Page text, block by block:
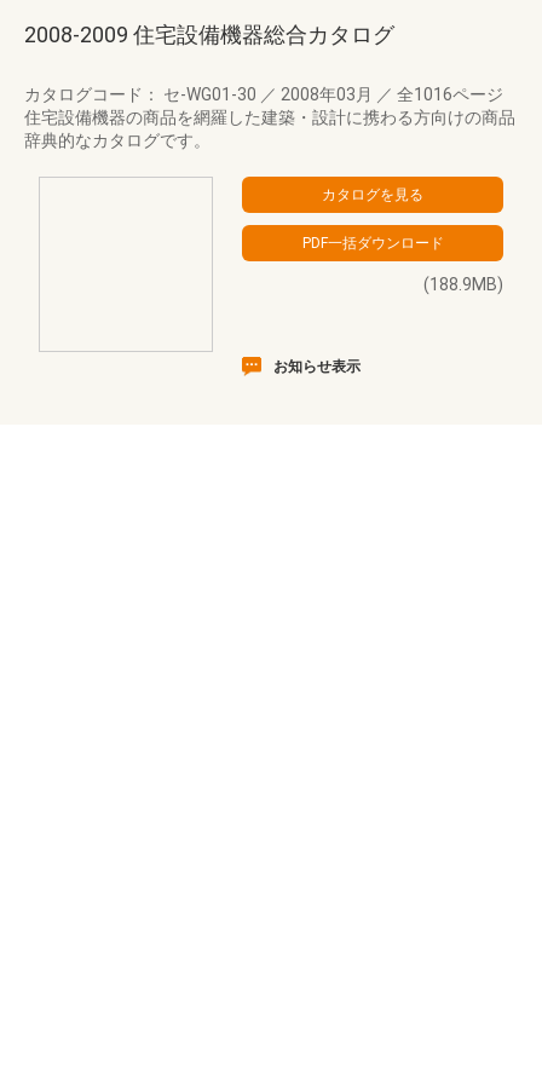
2008-2009 住宅設備機器総合カタログ
カタログコード： セ-WG01-30 ／ 2008年03月 ／ 全1016ページ
住宅設備機器の商品を網羅した建築・設計に携わる方向けの商品
辞典的なカタログです。
(188.9MB)
お知らせ表示